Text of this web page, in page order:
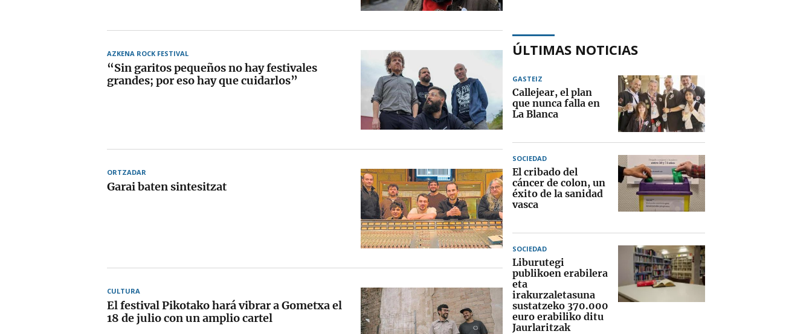
AZKENA ROCK FESTIVAL
“Sin garitos pequeños no hay festivales
grandes; por eso hay que cuidarlos”
ORTZADAR
Garai baten sintesitzat
CULTURA
El festival Pikotako hará vibrar a Gometxa el
18 de julio con un amplio cartel
ÚLTIMAS NOTICIAS
GASTEIZ
Callejear, el plan
que nunca falla en
La Blanca
SOCIEDAD
El cribado del
cáncer de colon, un
éxito de la sanidad
vasca
SOCIEDAD
Liburutegi
publikoen erabilera
eta
irakurzaletasuna
sustatzeko 370.000
euro erabiliko ditu
Jaurlaritzak